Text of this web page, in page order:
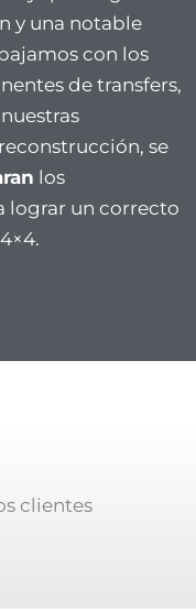
y una notable
con los
de transfers,
se
los
lograr un correcto
clientes